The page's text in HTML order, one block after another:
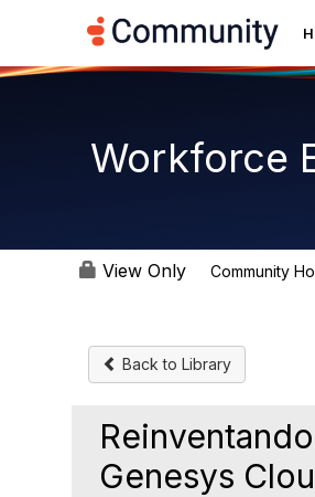
Workforce
View Only Community
Back to Library
Genesys